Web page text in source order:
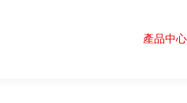
產品中心